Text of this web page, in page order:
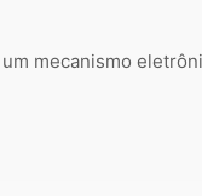
mecanismo